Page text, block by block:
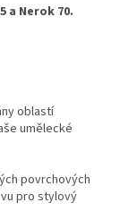
a Nerok 70.
oblastí
umělecké
povrchových
pro stylový